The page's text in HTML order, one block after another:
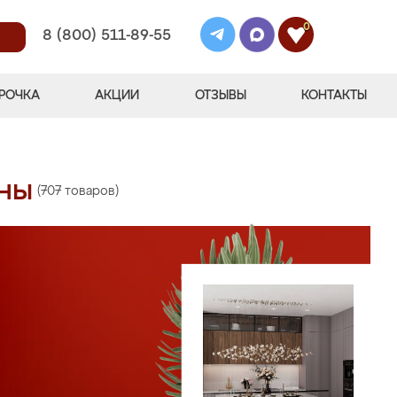
8 (800) 511-89-55
0
АКЦИИ ОТЗЫВЫ КОНТАКТЫ
(707 товаров)